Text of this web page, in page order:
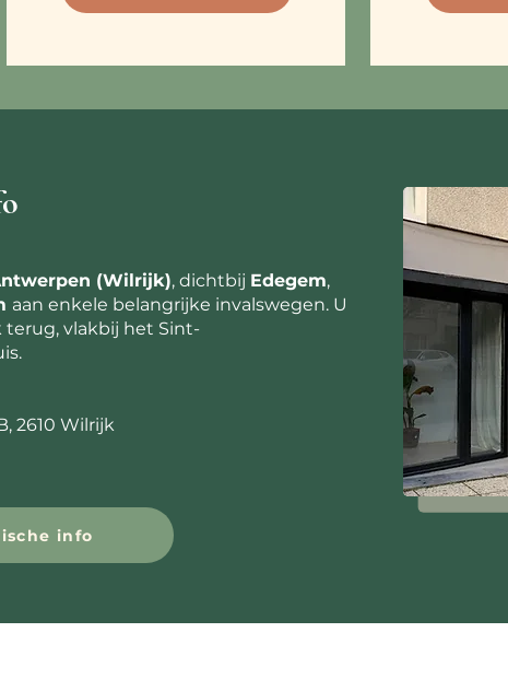
(Wilrijk), dichtbij Edegem,
aan enkele belangrijke invalswegen. U
vlakbij het Sint-
2610 Wilrijk
info